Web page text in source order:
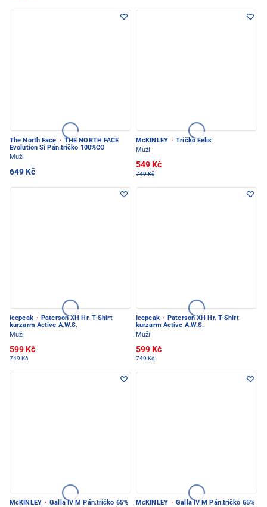
The North Face · THE NORTH FACE
Evolution Si Pán.tričko 100%CO
Muži
649 Kč
McKINLEY · Tričko Eelis
Muži
549 Kč
749 Kč
Icepeak · Paterson XH Hr. T-Shirt
kurzarm Active A.W.S.
Muži
599 Kč
749 Kč
Icepeak · Paterson XH Hr. T-Shirt
kurzarm Active A.W.S.
Muži
599 Kč
749 Kč
McKINLEY · Galla IV M Pán.tričko 65%
McKINLEY · Galla IV M Pán.tričko 65%